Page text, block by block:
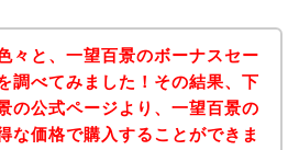
々と、一望百景のボーナスセー
調べてみました！その結果、下
の公式ページより、一望百景の
な価格で購入することができま